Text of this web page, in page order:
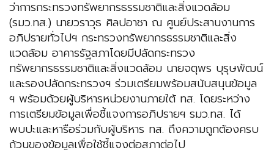
ว่าการกระทรวงทรัพยากรธรรมชาติและสิ่งแวดล้อม
(รมว.ทส.) นายวราวุธ ศิลปอาชา ณ ศูนย์ประสานงานการ
อภิปรายทั่วไปฯ กระทรวงทรัพยากรธรรมชาติและสิ่ง
แวดล้อม อาคารรัฐสภาโดยมีปลัดกระทรวง
ทรัพยากรธรรมชาติและสิ่งแวดล้อม นายจตุพร บุรุษพัฒน์
และรองปลัดกระทรวงฯ ร่วมเตรียมพร้อมสนับสนุนข้อมูล
ฯ พร้อมด้วยผู้บริหารหน่วยงานภายใต้ ทส. โดยระหว่าง
การเตรียมข้อมูลเพื่อชี้แจงการอภิปรายฯ รมว.ทส. ได้
พบปะและหารือร่วมกับผู้บริหาร ทส. ถึงความถูกต้องครบ
ถ้วนของข้อมูลเพื่อใช้ชี้แจงต่อสภาต่อไป